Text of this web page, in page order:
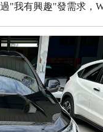
"我有興趣"發需求，